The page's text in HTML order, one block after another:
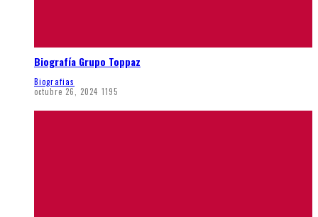
Biografía Grupo Toppaz
Biografias
octubre 26, 2024 1195